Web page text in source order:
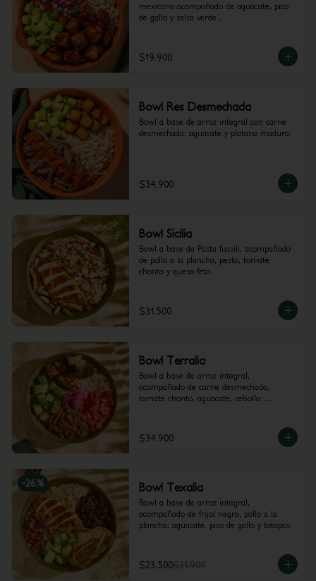
mexicano acompañado de aguacate, pico
de gallo y salsa verde .
$19.900
Bowl Res Desmechada
Bowl a base de arroz integral con carne
desmechada, aguacate y platano maduro.
$34.900
Bowl Sicilia
Bowl a base de Pasta fussili, acompañado
de pollo a la plancha, pesto, tomate
chonto y queso feta.
$31.500
Bowl Terralia
Bowl a base de arroz integral,
acompañado de carne desmechada,
tomate chonto, aguacate, cebolla
$34.900
-26% Bowl Texalia
Bowl a base de arroz integral,
acompañado de frijol negro, pollo a la
plancha, aguacate, pico de gallo y totopos.
$23.500$31.900